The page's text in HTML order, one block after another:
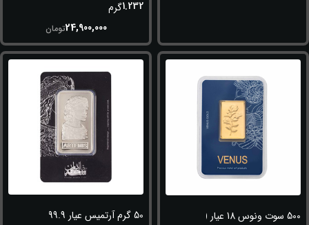
1.232گرم
24,900,000تومان
500 سوت ونوس 18 عیار (750)
50 گرم آرتمیس عیار 999.9